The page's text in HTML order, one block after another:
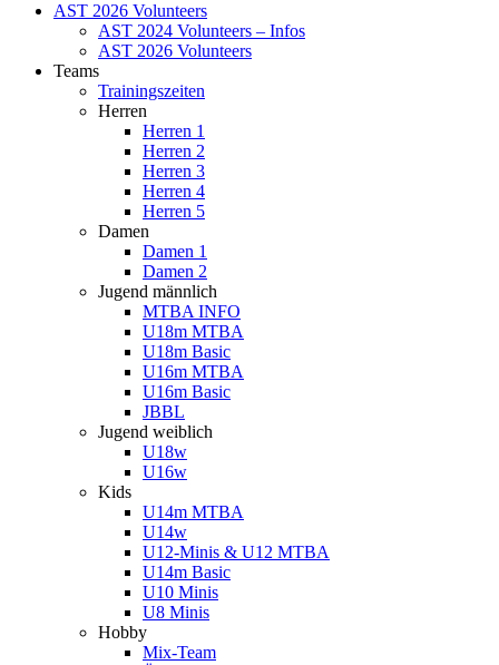
AST 2026 Volunteers
AST 2024 Volunteers – Infos
AST 2026 Volunteers
Teams
Trainingszeiten
Herren
Herren 1
Herren 2
Herren 3
Herren 4
Herren 5
Damen
Damen 1
Damen 2
Jugend männlich
MTBA INFO
U18m MTBA
U18m Basic
U16m MTBA
U16m Basic
JBBL
Jugend weiblich
U18w
U16w
Kids
U14m MTBA
U14w
U12-Minis & U12 MTBA
U14m Basic
U10 Minis
U8 Minis
Hobby
Mix-Team